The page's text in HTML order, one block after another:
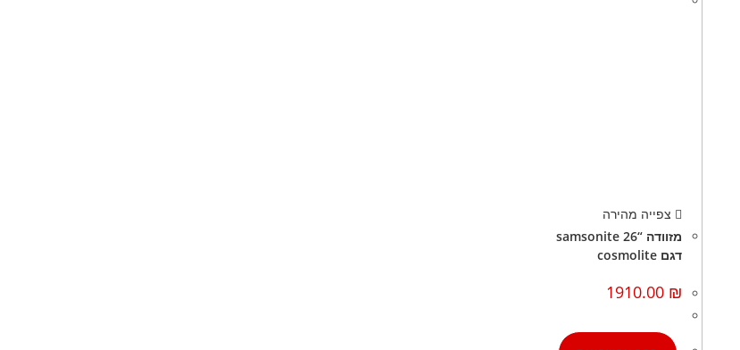
צפייה מהירה
מזוודה “26 samsonite
דגם cosmolite
1910.00 ₪